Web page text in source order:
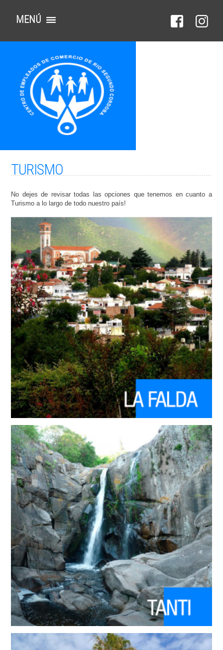
MENÚ
TURISMO
No dejes de revisar todas las opciones que tenemos en cuanto a
Turismo a lo largo de todo nuestro país!